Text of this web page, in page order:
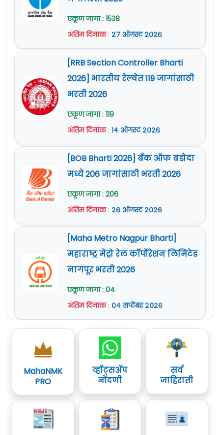
एकूण जागा : 1538
अंतिम दिनांक: २७ ऑगस्ट २०२६
[RRB Section Controller Bharti
2026] भारतीय रेल्वेत 119 जागांसाठी
भरती 2026
एकूण जागा : 119
अंतिम दिनांक: १४ ऑगस्ट २०२६
[BOB Bharti 2026] बँक ऑफ बडोदा
मध्ये 206 जागांसाठी भरती 2026
एकूण जागा : 206
अंतिम दिनांक: २६ ऑगस्ट २०२६
[Maha Metro Nagpur Bharti]
महाराष्ट्र मेट्रो रेल कॉर्पोरेशन लिमिटेड
नागपूर भरती 2026
एकूण जागा : 04
अंतिम दिनांक: ०४ सप्टेंबर २०२६
MahaNMK
PRO
व्हॉट्सॲप
नोंदणी
सर्व
जाहिराती